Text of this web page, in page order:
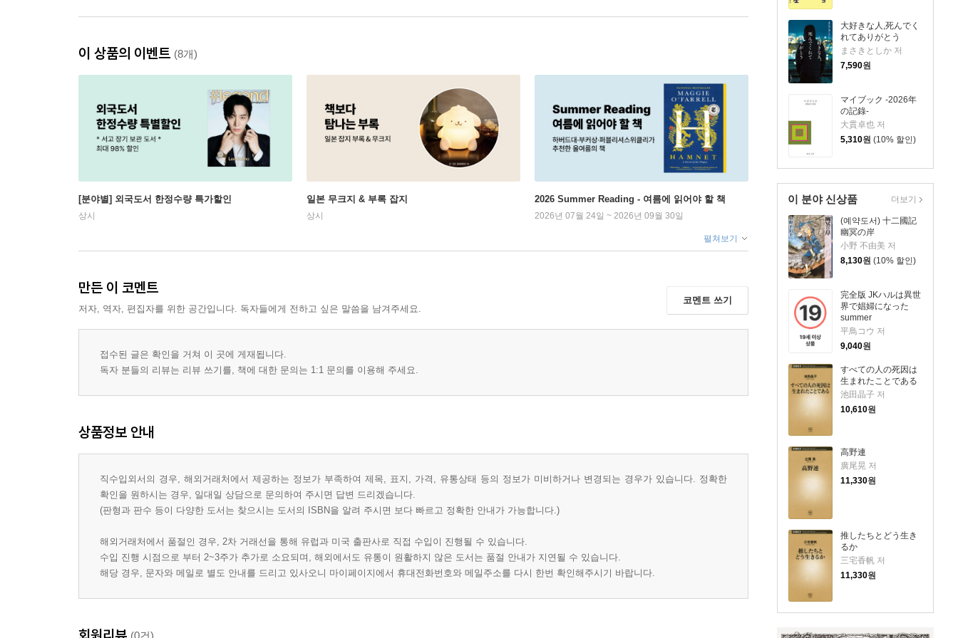
大好きな人,死んでく
れてありがとう
まさきとしか 저
7,590원
マイブック -2026年
の記錄-
大貫卓也 저
5,310원 (10% 할인)
이 분야 신상품
(예약도서) 十二國記
幽冥の岸
小野 不由美 저
8,130원 (10% 할인)
完全版 JKハルは異世
界で娼婦になった
summer
平鳥コウ 저
9,040원
すべての人の死因は
生まれたことである
池田晶子 저
10,610원
高野連
廣尾晃 저
11,330원
推したちとどう生き
るか
三宅香帆 저
11,330원
더보기
이 상품의 이벤트 (8개)
[분야별] 외국도서 한정수량 특가할인
상시
일본 무크지 & 부록 잡지
상시
2026 Summer Reading - 여름에 읽어야 할 책
2026년 07월 24일 ~ 2026년 09월 30일
펼쳐보기
만든 이 코멘트
저자, 역자, 편집자를 위한 공간입니다. 독자들에게 전하고 싶은 말씀을 남겨주세요.
코멘트 쓰기
접수된 글은 확인을 거쳐 이 곳에 게재됩니다.
독자 분들의 리뷰는 리뷰 쓰기를, 책에 대한 문의는 1:1 문의를 이용해 주세요.
상품정보 안내
직수입외서의 경우, 해외거래처에서 제공하는 정보가 부족하여 제목, 표지, 가격, 유통상태 등의 정보가 미비하거나 변경되는 경우가 있습니다. 정확한
확인을 원하시는 경우, 일대일 상담으로 문의하여 주시면 답변 드리겠습니다.
(판형과 판수 등이 다양한 도서는 찾으시는 도서의 ISBN을 알려 주시면 보다 빠르고 정확한 안내가 가능합니다.)
해외거래처에서 품절인 경우, 2차 거래선을 통해 유럽과 미국 출판사로 직접 수입이 진행될 수 있습니다.
수입 진행 시점으로 부터 2~3주가 추가로 소요되며, 해외에서도 유통이 원활하지 않은 도서는 품절 안내가 지연될 수 있습니다.
해당 경우, 문자와 메일로 별도 안내를 드리고 있사오니 마이페이지에서 휴대전화번호와 메일주소를 다시 한번 확인해주시기 바랍니다.
(0건)